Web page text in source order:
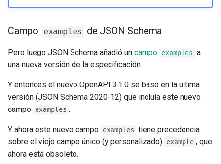
Campo examples de JSON Schema
Pero luego JSON Schema añadió un campo examples a
una nueva versión de la especificación.
Y entonces el nuevo OpenAPI 3.1.0 se basó en la última
versión (JSON Schema 2020-12) que incluía este nuevo
campo examples .
Y ahora este nuevo campo examples tiene precedencia
sobre el viejo campo único (y personalizado) example , que
ahora está obsoleto.